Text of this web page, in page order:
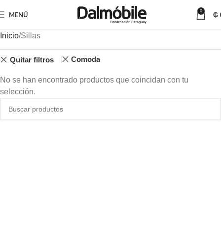
MENÚ 0 ₲
Inicio Sillas
Quitar filtros Comoda
No se han encontrado productos que coincidan con tu
selección.